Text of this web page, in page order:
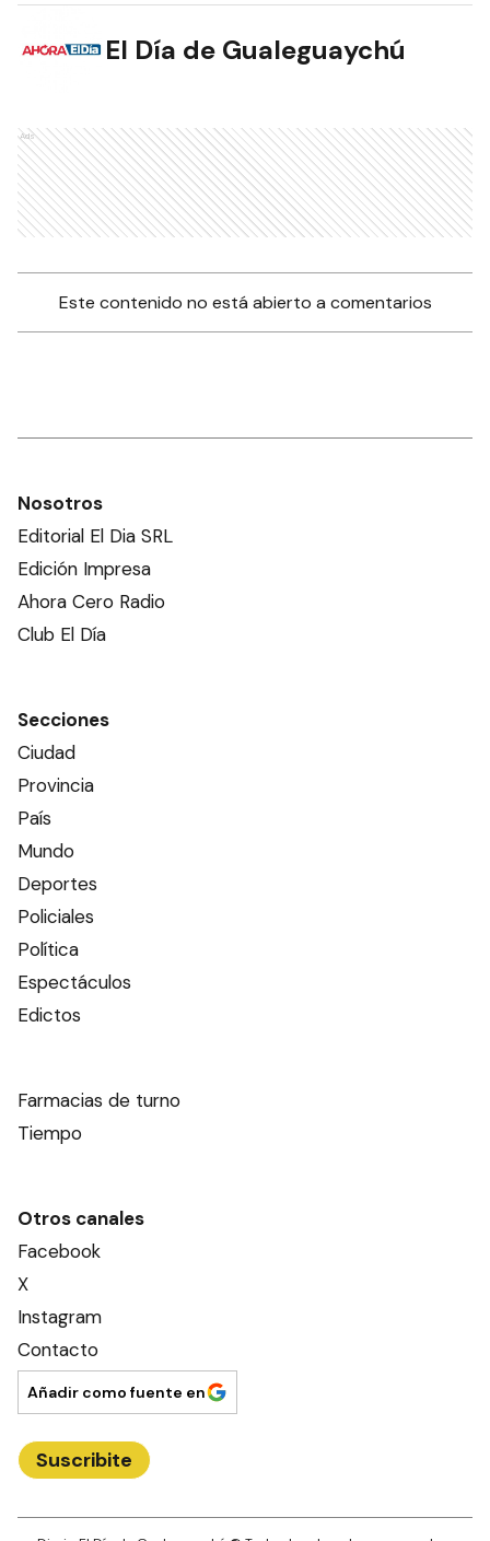
El Día de Gualeguaychú
Ads
Este contenido no está abierto a comentarios
Nosotros
Editorial El Dia SRL
Edición Impresa
Ahora Cero Radio
Club El Día
Secciones
Ciudad
Provincia
País
Mundo
Deportes
Policiales
Política
Espectáculos
Edictos
Farmacias de turno
Tiempo
Otros canales
Facebook
X
Instagram
Contacto
Añadir como fuente en
Suscribite